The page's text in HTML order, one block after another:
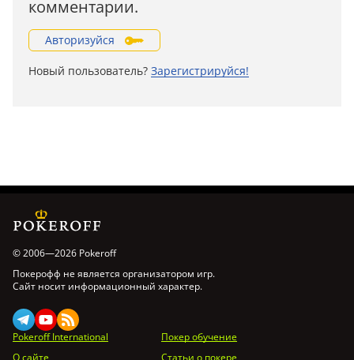
комментарии.
Авторизуйся
Новый пользователь? Зарегистрируйся!
© 2006—2026 Pokeroff
Покерофф не является организатором игр.
Сайт носит информационный характер.
Pokeroff International
Покер обучение
О сайте
Статьи о покере